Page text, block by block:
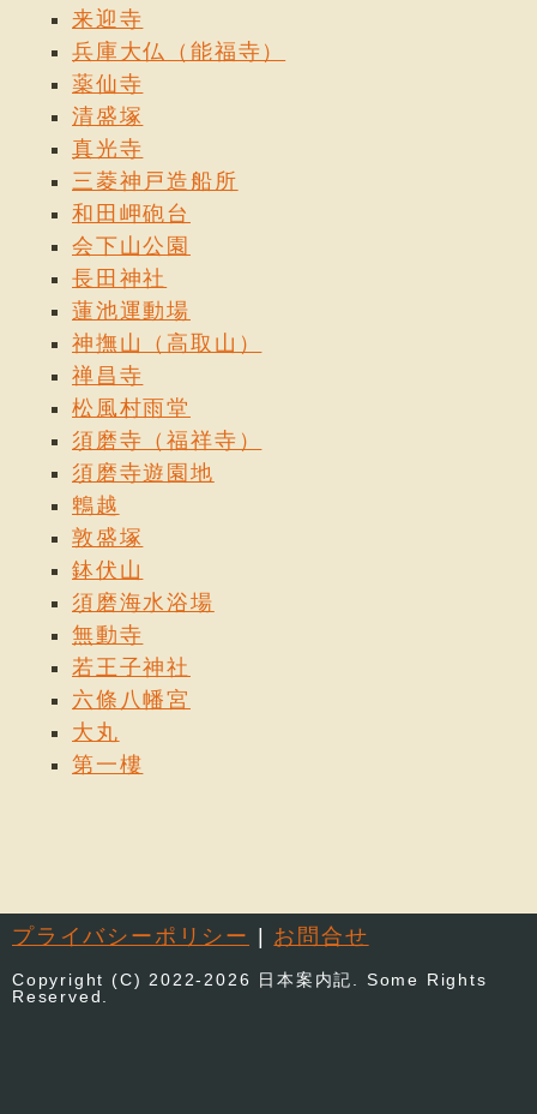
来迎寺
兵庫大仏（能福寺）
薬仙寺
清盛塚
真光寺
三菱神戸造船所
和田岬砲台
会下山公園
長田神社
蓮池運動場
神撫山（高取山）
禅昌寺
松風村雨堂
須磨寺（福祥寺）
須磨寺遊園地
鵯越
敦盛塚
鉢伏山
須磨海水浴場
無動寺
若王子神社
六條八幡宮
大丸
第一樓
プライバシーポリシー | お問合せ
Copyright (C) 2022-2026 日本案内記. Some Rights
Reserved.